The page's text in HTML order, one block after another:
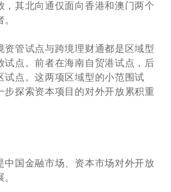
，其北向通仅面向香港和澳门两个
资管试点与跨境理财通都是区域型
试点。前者在海南自贸港试点，后
试点。这两项区域型的小范围试
步探索资本项目的对外开放累积重
中国金融市场、资本市场对外开放